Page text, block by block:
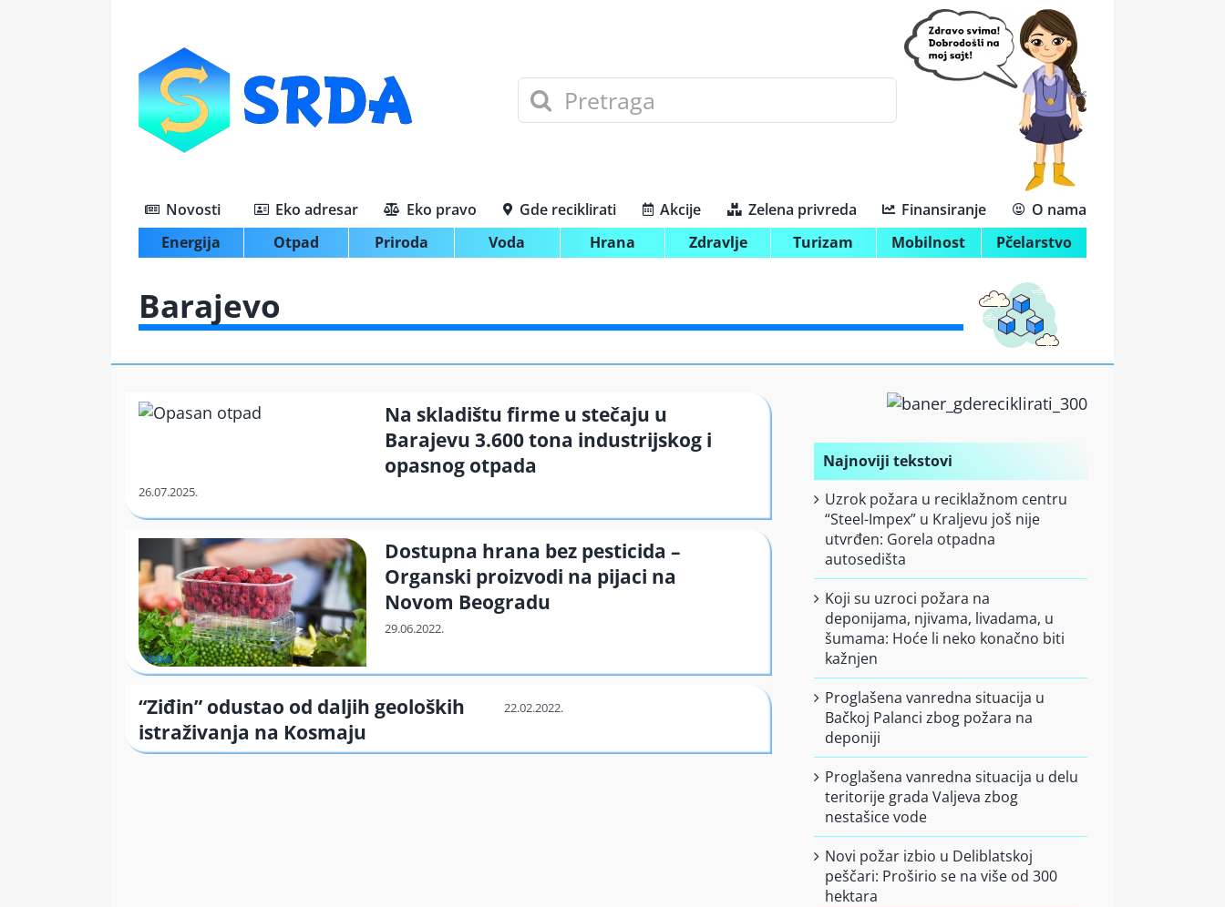
Search
for:
Novosti
Energija
Otpad Priroda Voda Hrana Zdravlje Turizam Mobilnost Pčelarstvo
Eko adresar Eko pravo Gde reciklirati Akcije Zelena privreda Finansiranje O nama
Barajevo
Na skladištu firme u stečaju u
Barajevu 3.600 tona industrijskog i
opasnog otpada
Dostupna hrana bez pesticida –
Organski proizvodi na pijaci na
Novom Beogradu
“Ziđin” odustao od daljih geoloških
istraživanja na Kosmaju
Najnoviji tekstovi
Uzrok požara u reciklažnom centru
“Steel-Impex” u Kraljevu još nije
utvrđen: Gorela otpadna
autosedišta
Koji su uzroci požara na
deponijama, njivama, livadama, u
šumama: Hoće li neko konačno biti
kažnjen
Proglašena vanredna situacija u
Bačkoj Palanci zbog požara na
deponiji
Proglašena vanredna situacija u delu
teritorije grada Valjeva zbog
nestašice vode
Novi požar izbio u Deliblatskoj
peščari: Proširio se na više od 300
hektara